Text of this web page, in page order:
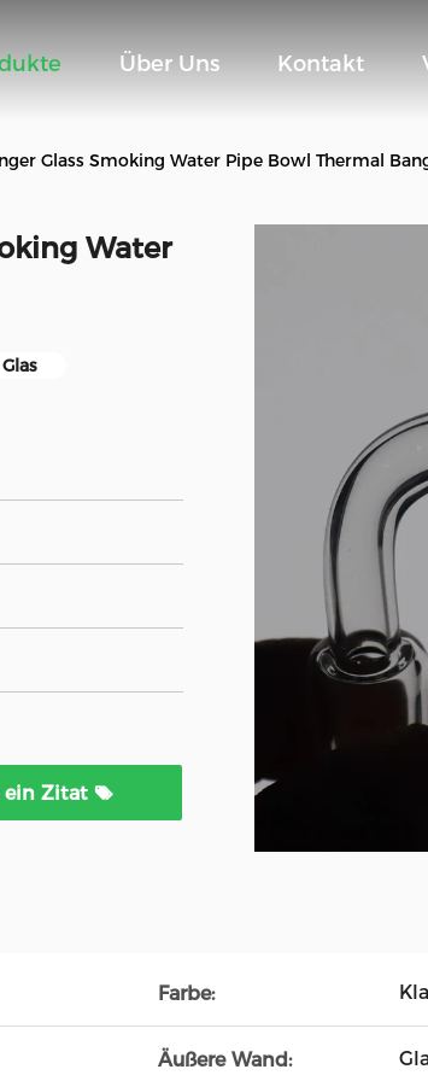
Über Uns Kontakt
Glass Smoking Water Pipe Bowl Thermal
Water
ein Zitat
Farbe:
Äußere Wand: